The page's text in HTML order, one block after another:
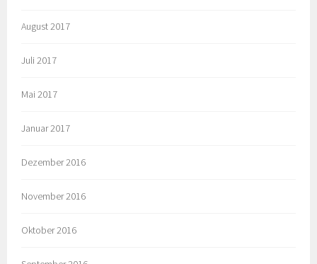
August 2017
Juli 2017
Mai 2017
Januar 2017
Dezember 2016
November 2016
Oktober 2016